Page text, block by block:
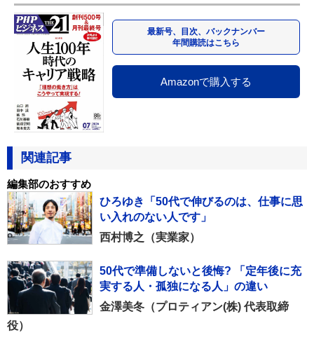
最新号、目次、バックナンバー
年間購読はこちら
Amazonで購入する
関連記事
編集部のおすすめ
ひろゆき「50代で伸びるのは、仕事に思
い入れのない人です」
西村博之（実業家）
50代で準備しないと後悔? 「定年後に充
実する人・孤独になる人」の違い
金澤美冬（プロティアン(株) 代表取締
役）